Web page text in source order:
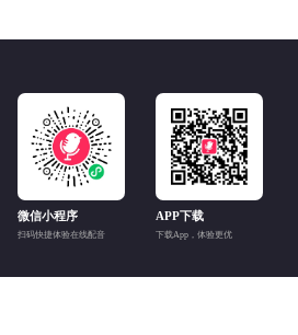
微信小程序
扫码快捷体验在线配音
APP下载
下载App，体验更优